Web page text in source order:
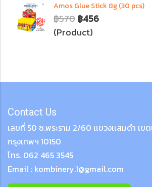
Amos Glue Stick 8g (30 pcs)
฿570฿456
(Product)
Contact Us
เลขที่ 50 ซ.พระราม 2/60 เเขวงเเสมดำ เข
กรุงเทพฯ 10150
โทร. 062 465 3545
Email : kombinery.1@gmail.com